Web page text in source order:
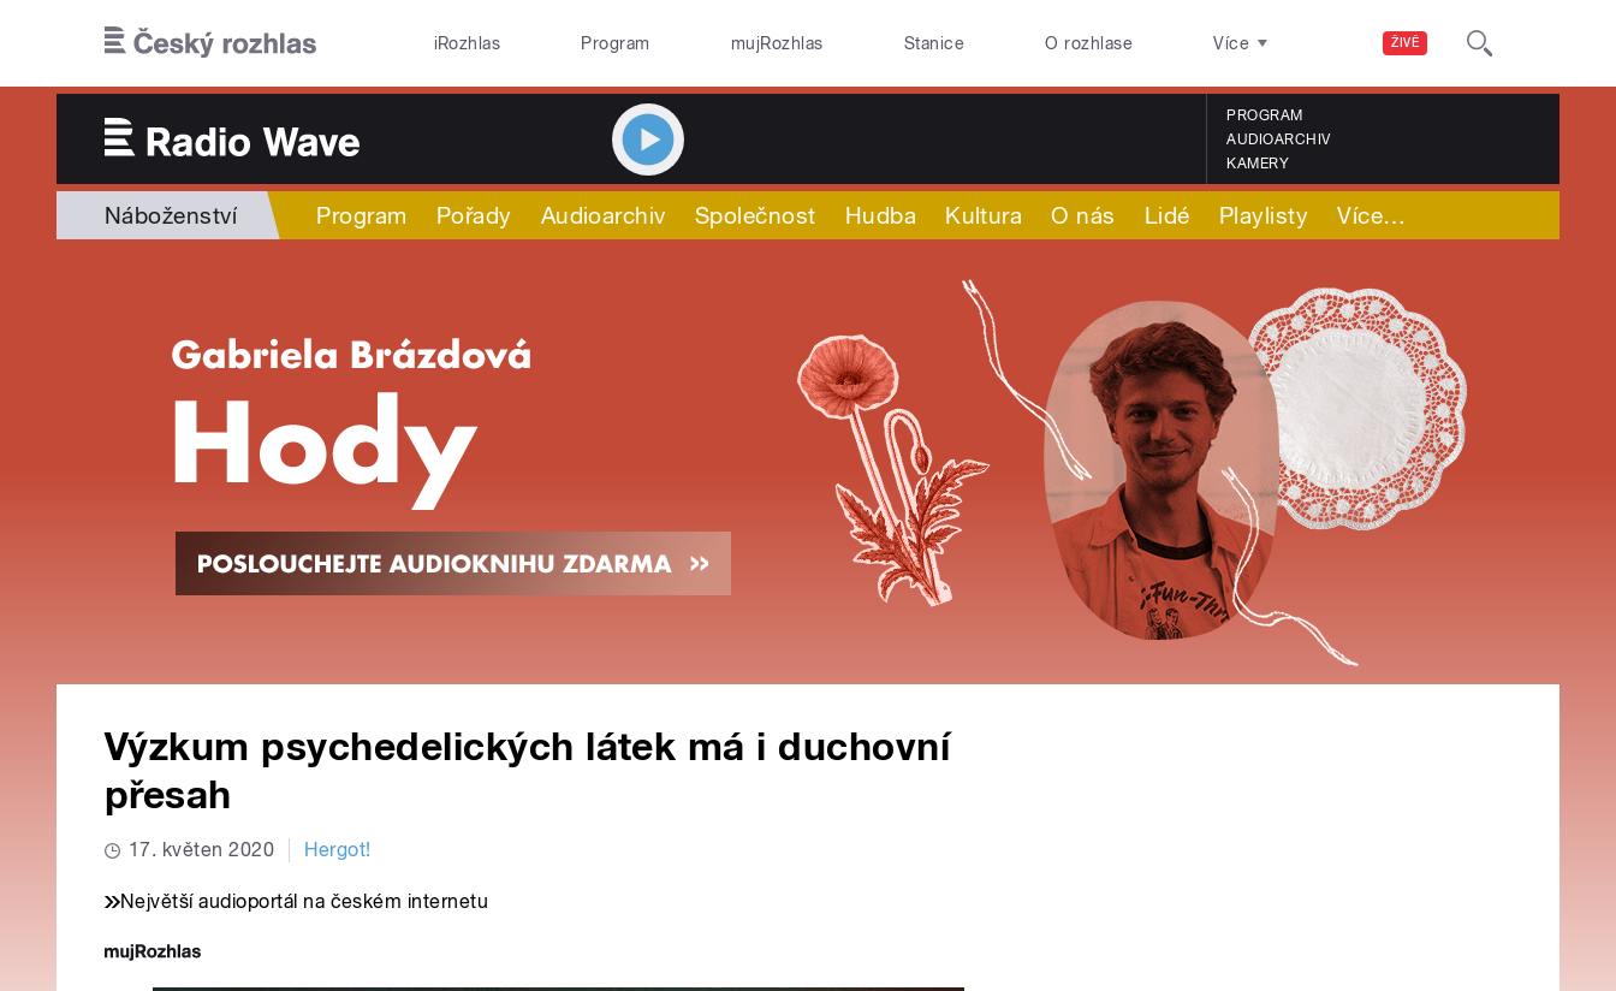
ŽIVĚ
iRozhlas Program mujRozhlas Stanice O rozhlase Více
PROGRAM
AUDIOARCHIV
KAMERY
Náboženství Program Pořady Audioarchiv Společnost Hudba Kultura O nás Lidé Playlisty Více…
Výzkum psychedelických látek má i duchovní
přesah
17. květen 2020 Hergot!
Největší audioportál na českém internetu